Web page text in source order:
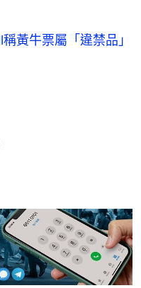
黃牛票屬「違禁品」